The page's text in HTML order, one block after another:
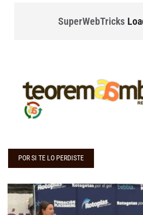
SuperWebTricks
POR SI TE LO PERDISTE